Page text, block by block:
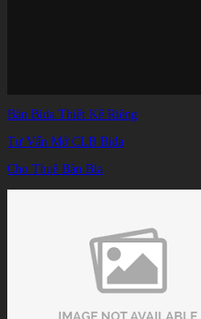
Bàn Bida Thiết Kế Riêng
Tư Vấn Mở CLB Bida
Cho Thuê Bàn Bia